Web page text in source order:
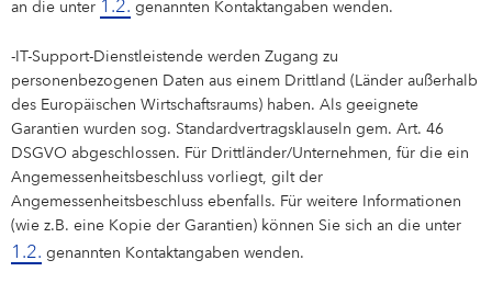
an die unter 1.2. genannten Kontaktangaben wenden.
-IT-Support-Dienstleistende werden Zugang zu
personenbezogenen Daten aus einem Drittland (Länder außerhalb
des Europäischen Wirtschaftsraums) haben. Als geeignete
Garantien wurden sog. Standardvertragsklauseln gem. Art. 46
DSGVO abgeschlossen. Für Drittländer/Unternehmen, für die ein
Angemessenheitsbeschluss vorliegt, gilt der
Angemessenheitsbeschluss ebenfalls. Für weitere Informationen
(wie z.B. eine Kopie der Garantien) können Sie sich an die unter
1.2. genannten Kontaktangaben wenden.